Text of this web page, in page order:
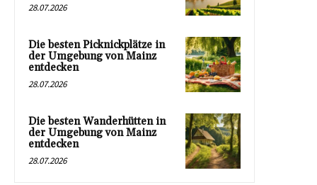
28.07.2026
Die besten Picknickplätze in
der Umgebung von Mainz
entdecken
28.07.2026
Die besten Wanderhütten in
der Umgebung von Mainz
entdecken
28.07.2026